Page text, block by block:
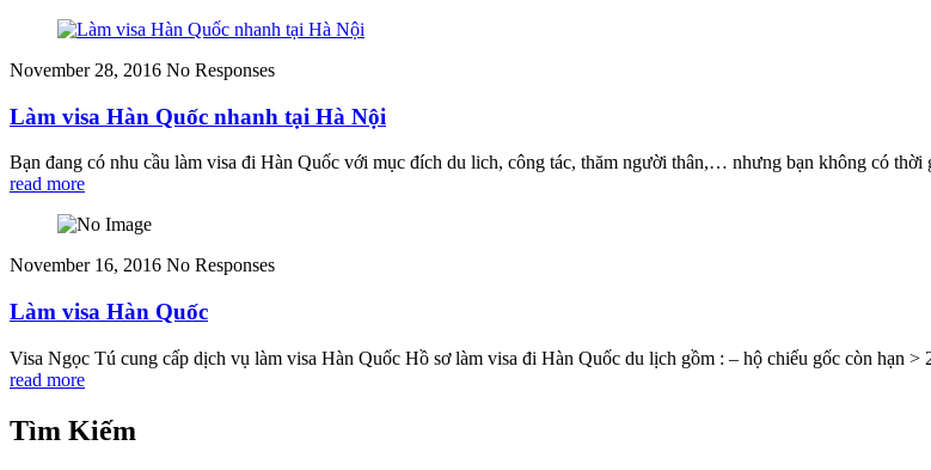
November 28, 2016 No Responses
Làm visa Hàn Quốc nhanh tại Hà Nội
Bạn đang có nhu cầu làm visa đi Hàn Quốc với mục đích du lich, công tác, thăm người thân,… nhưng bạn không có
read more
November 16, 2016 No Responses
Làm visa Hàn Quốc
Visa Ngọc Tú cung cấp dịch vụ làm visa Hàn Quốc Hồ sơ làm visa đi Hàn Quốc du lịch gồm : – hộ chiếu gốc còn hạn >
read more
Tìm Kiếm